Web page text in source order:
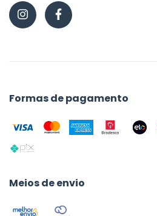
Formas de pagamento
Meios de envio